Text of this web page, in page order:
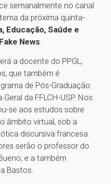
semanalmente no canal
da próxima quinta-
Educação, Saúde e
News.
a docente do PPGL,
que também é
de Pós-Graduação
da FFLCH-USP. Nos
se aos estudos sobre
âmbito virtual, sob a
discursiva francesa.
serão o professor do
e a também
Bastos.